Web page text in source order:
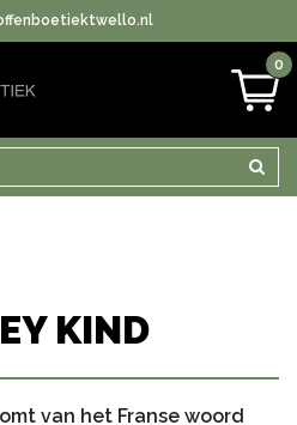
0
KIND
van het Franse woord